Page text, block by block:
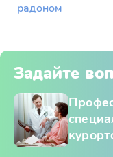
радоном
Задайте